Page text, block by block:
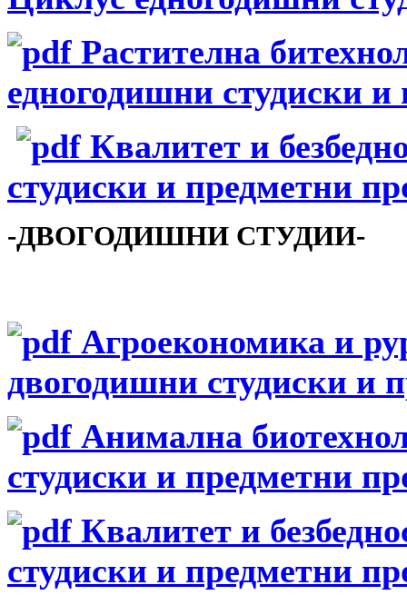
Растителна
едногодишни студиски
Квалитет и
студиски и предметни
-ДВОГОДИШНИ СТУДИИ-
Агроекономика и
двогодишни студиски и
Анимална
студиски и предметни
Квалитет и
студиски и предметни